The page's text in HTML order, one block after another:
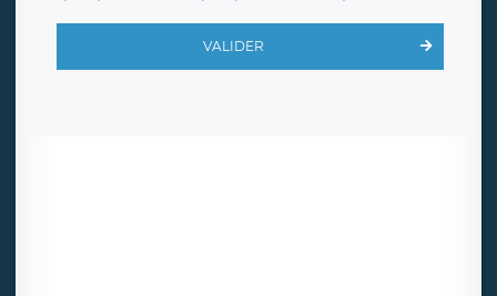
offrant desclauses de protection conformes au RGPD. Les
en sollicite la suppression, étant entendu que vous pouvez
demander la suppression de vos données et retirer votre
VALIDER